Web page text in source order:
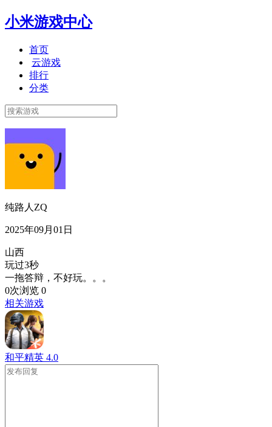
小米游戏中心
首页
云游戏
排行
分类
纯路人ZQ
2025年09月01日
山西
玩过3秒
一拖答辩，不好玩。。。
0次浏览 0
相关游戏
和平精英 4.0